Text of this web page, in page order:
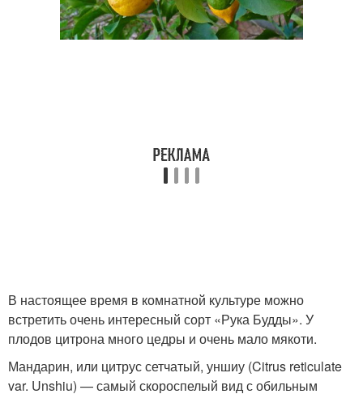
В настоящее время в комнатной культуре можно
встретить очень интересный сорт «Рука Будды». У
плодов цитрона много цедры и очень мало мякоти.
Мандарин, или цитрус сетчатый, уншиу (Citrus reticulate
var. Unshiu) — самый скороспелый вид с обильным